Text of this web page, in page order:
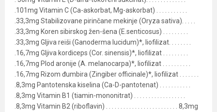
.101mg Vitamin C (Ca-askorbat, Mg-askorbat) . . . . . . . . . . .
.33,3mg Stabilizovane pirinčane mekinje (Oryza sativa). . . . .
.33,3mg Koren sibirskog žen-šena (E.senticosus) . . . . . . . . .
.33,3mg Gljiva reiši (Ganoderma lucidum)*, liofilizat. . . . . . . .
.16,7mg Gljiva kordiceps (Cor. sinensis)*, liofilizat . . . . . . . . .
.16,7mg Plod aronije (A. melanocarpa)*, liofilizat . . . . . . . . . .
.16,7mg Rizom đumbira (Zingiber officinale)*, liofilizat . . . . . . .
.8,3mg Pantotenska kiselina (Ca-D-pantotenat) . . . . . . . . . . .
.8,3mg Vitamin B1 (tiamin-mononitrat) . . . . . . . . . . . . . . . . . .
.8,3mg Vitamin B2 (riboflavin) . . . . . . . . . . . . . . . . . . . . . . . . . 8,3mg